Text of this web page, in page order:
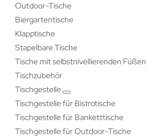
Outdoor-Tische
Biergartentische
Klapptische
Stapelbare Tische
Tische mit selbstnivellierenden Füßen
Tischzubehör
Tischgestelle
Tischgestelle für Bistrotische
Tischgestelle für Banketttische
Tischgestelle für Outdoor-Tische